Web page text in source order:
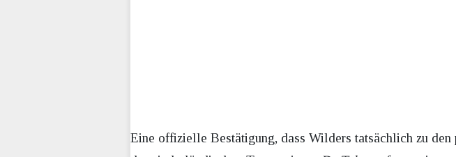
Eine offizielle Bestätigung, dass Wilders tatsächlich zu